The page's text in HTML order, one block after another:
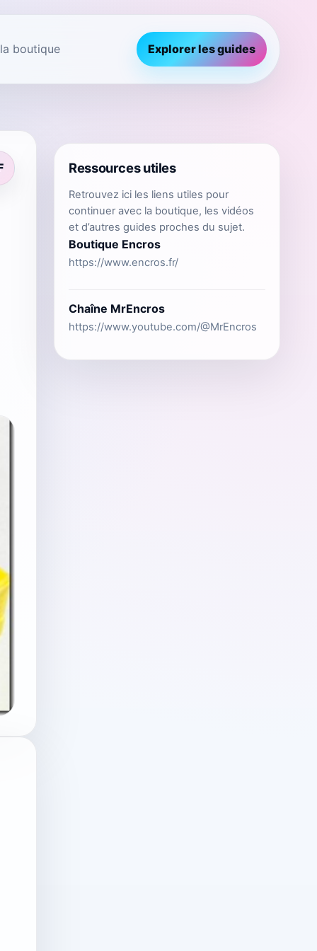
boutique Explorer les guides
Ressources utiles
Retrouvez ici les liens utiles pour
continuer avec la boutique, les vidéos
et d’autres guides proches du sujet.
Boutique Encros
https://www.encros.fr/
Chaîne MrEncros
https://www.youtube.com/@MrEncros